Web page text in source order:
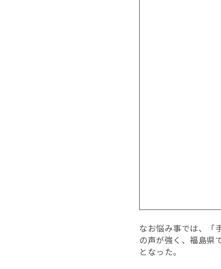
なお悩み事では、「
の声が強く、福島県
となった。